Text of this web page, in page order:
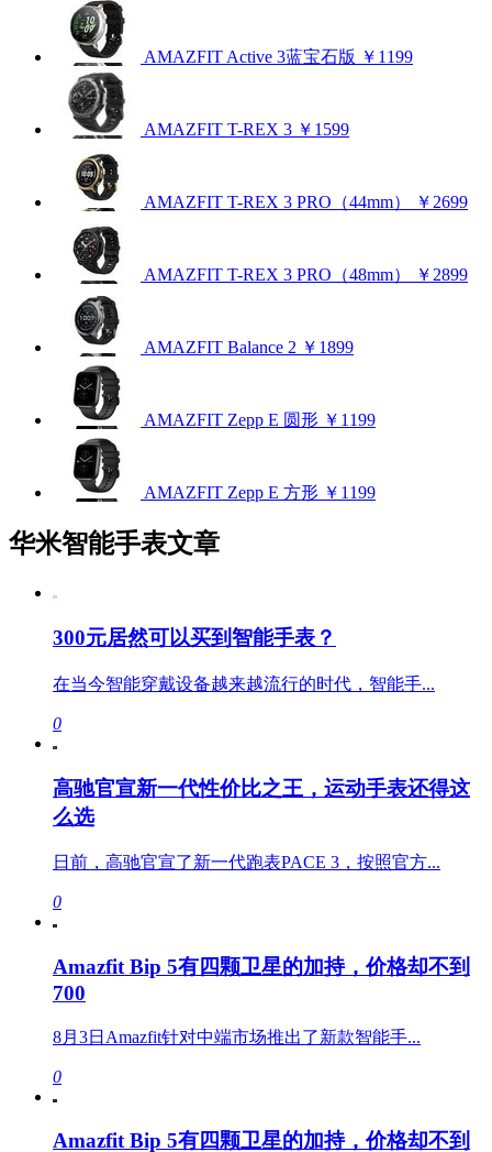
AMAZFIT Active 3蓝宝石版 ￥1199
AMAZFIT T-REX 3 ￥1599
AMAZFIT T-REX 3 PRO（44mm） ￥2699
AMAZFIT T-REX 3 PRO（48mm） ￥2899
AMAZFIT Balance 2 ￥1899
AMAZFIT Zepp E 圆形 ￥1199
AMAZFIT Zepp E 方形 ￥1199
华米智能手表文章
300元居然可以买到智能手表？
在当今智能穿戴设备越来越流行的时代，智能手...
0
高驰官宣新一代性价比之王，运动手表还得这
么选
日前，高驰官宣了新一代跑表PACE 3，按照官方...
0
Amazfit Bip 5有四颗卫星的加持，价格却不到
700
8月3日Amazfit针对中端市场推出了新款智能手...
0
Amazfit Bip 5有四颗卫星的加持，价格却不到